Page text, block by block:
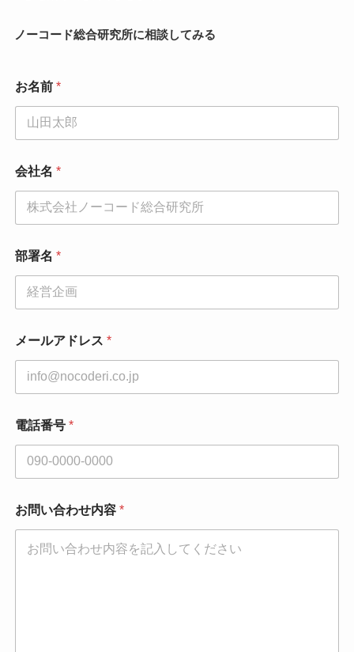
ノーコード総合研究所に相談してみる
お名前 *
会社名 *
部署名 *
メールアドレス *
電話番号 *
お問い合わせ内容 *